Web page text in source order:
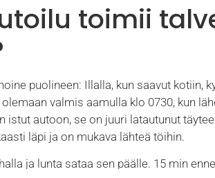
toimii
puolineen: Illalla, kun saavut kotiin,
valmis aamulla klo 0730, kun
istut autoon, se on juuri latautunut
läpi ja on mukava lähteä töihin.
ja lunta sataa sen päälle. 15 min